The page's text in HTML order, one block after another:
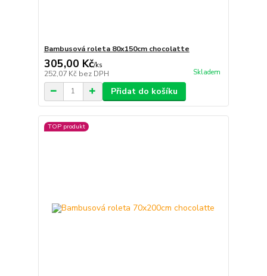
Bambusová roleta 80x150cm chocolatte
305,00 Kč/ks
252,07 Kč bez DPH Skladem
Přidat do košíku
TOP produkt